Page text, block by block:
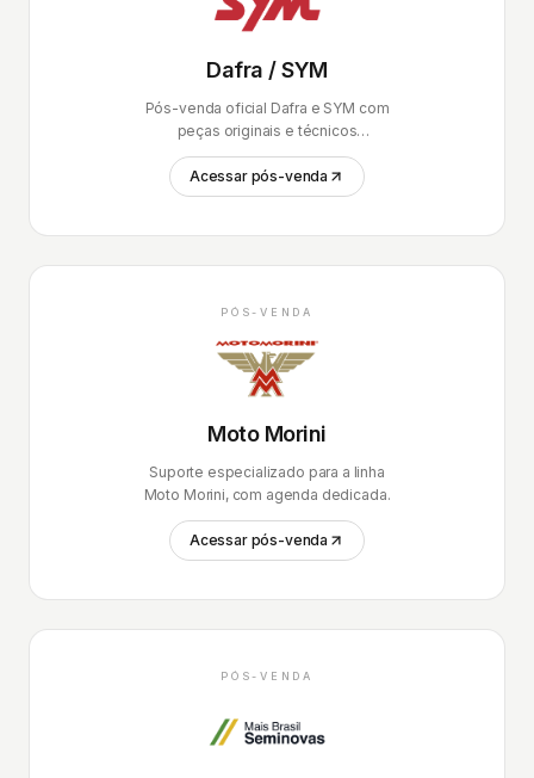
Dafra / SYM
Pós-venda oficial Dafra e SYM com
peças originais e técnicos
certificados.
Acessar pós-venda
PÓS-VENDA
Moto Morini
Suporte especializado para a linha
Moto Morini, com agenda dedicada.
Acessar pós-venda
PÓS-VENDA